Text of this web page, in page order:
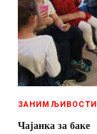
ЗАНИМЉИВОСТИ
Чајанка за баке